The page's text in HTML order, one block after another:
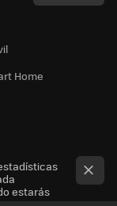
Home
estarás